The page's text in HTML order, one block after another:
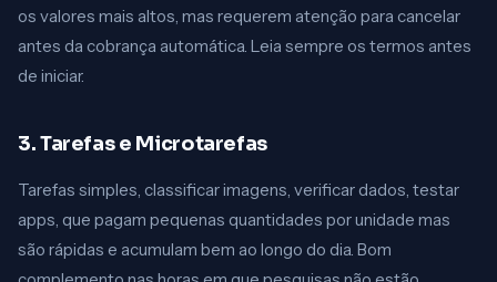
os valores mais altos, mas requerem atenção para cancelar
antes da cobrança automática. Leia sempre os termos antes
de iniciar.
3. Tarefas e Microtarefas
Tarefas simples, classificar imagens, verificar dados, testar
apps, que pagam pequenas quantidades por unidade mas
são rápidas e acumulam bem ao longo do dia. Bom